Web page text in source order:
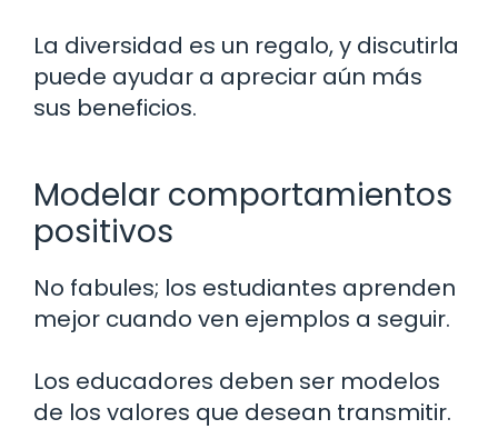
La diversidad es un regalo, y discutirla
puede ayudar a apreciar aún más
sus beneficios.
Modelar comportamientos
positivos
No fabules; los estudiantes aprenden
mejor cuando ven ejemplos a seguir.
Los educadores deben ser modelos
de los valores que desean transmitir.